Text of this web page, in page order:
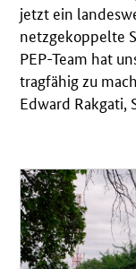
jetzt ein
netzgekoppelte
PEP-Team hat
tragfähig zu
Edward Rakgati,